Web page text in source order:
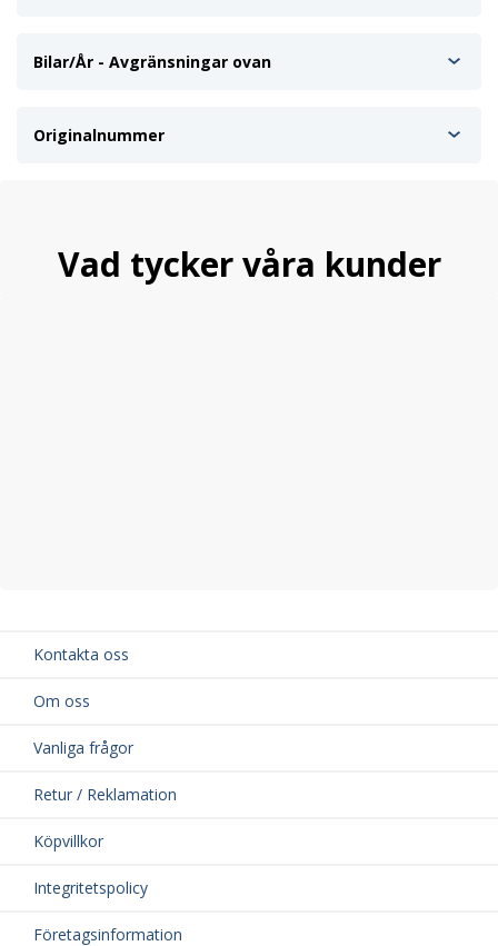
Bilar/År - Avgränsningar ovan
Originalnummer
Vad tycker våra kunder
Kontakta oss
Om oss
Vanliga frågor
Retur / Reklamation
Köpvillkor
Integritetspolicy
Företagsinformation